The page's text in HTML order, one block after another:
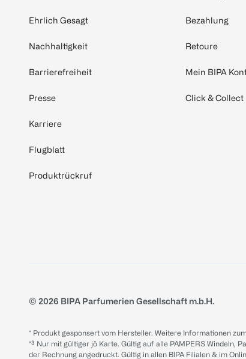
Ehrlich Gesagt
Nachhaltigkeit
Barrierefreiheit
Presse
Karriere
Flugblatt
Produktrückruf
Bezahlung
Retoure
Mein BIPA
Click & Collect
© 2026 BIPA Parfumerien Gesellschaft m.b.H.
* Produkt gesponsert vom Hersteller. Weitere Informationen
*³ Nur mit gültiger jö Karte. Gültig auf alle PAMPERS Windeln,
der Rechnung angedruckt. Gültig in allen BIPA Filialen & im